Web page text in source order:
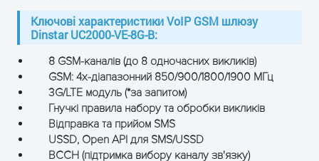
Ключові характеристики VoIP GSM шлюзу
Dinstar UC2000-VE-8G-B:
8 GSM-каналів (до 8 одночасних викликів)
GSM: 4x-діапазонний 850/900/1800/1900 МГц
3G/LTE модуль (*за запитом)
Гнучкі правила набору та обробки викликів
Відправка та прийом SMS
USSD, Open API для SMS/USSD
BCCH (підтримка вибору каналу зв'язку)